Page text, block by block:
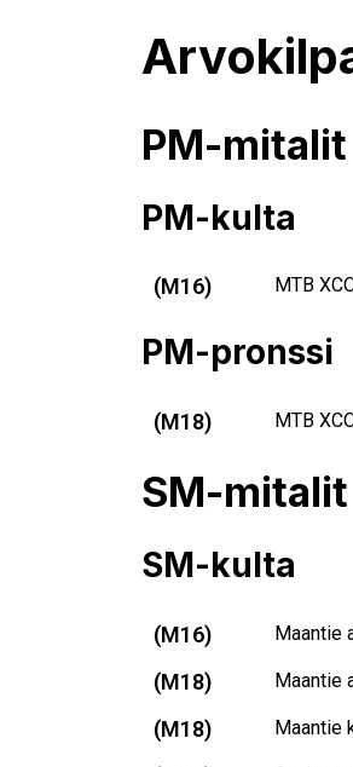
PM-mitalit
PM-kulta
(M16) MTB
PM-pronssi
(M18) MTB
SM-mitalit
SM-kulta
(M16) Maantie
(M18) Maantie
(M18) Maantie